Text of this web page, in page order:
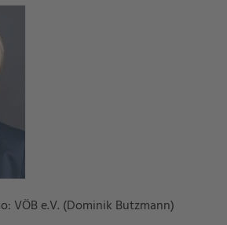
VÖB e.V. (Dominik Butzmann)